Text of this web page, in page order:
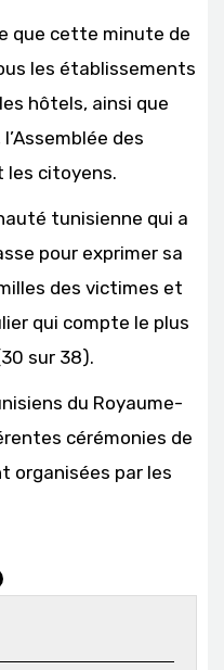
que cette minute de
les établissements
hôtels, ainsi que
des
les citoyens.
tunisienne qui a
pour exprimer sa
des victimes et
qui compte le plus
sur 38).
du Royaume-
cérémonies de
organisées par les